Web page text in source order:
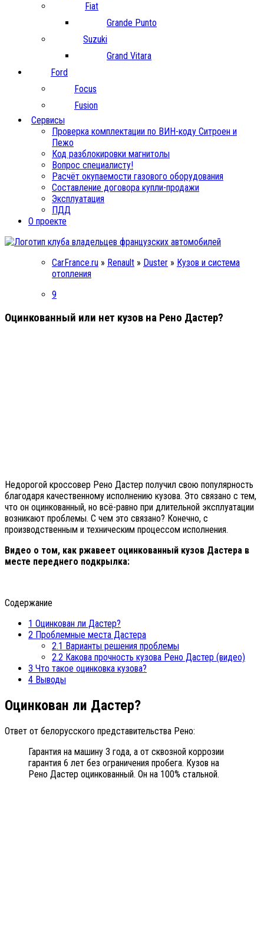
Fiat
Grande Punto
Suzuki
Grand Vitara
Ford
Focus
Fusion
Сервисы
Проверка комплектации по ВИН-коду Ситроен и
Пежо
Код разблокировки магнитолы
Вопрос специалисту!
Расчёт окупаемости газового оборудования
Составление договора купли-продажи
Эксплуатация
ПДД
О проекте
CarFrance.ru » Renault » Duster » Кузов и система
отопления
9
Оцинкованный или нет кузов на Рено Дастер?
Недорогой кроссовер Рено Дастер получил свою популярность
благодаря качественному исполнению кузова. Это связано с тем,
что он оцинкованный, но всё-равно при длительной эксплуатации
возникают проблемы. С чем это связано? Конечно, с
производственным и техническим процессом исполнения.
Видео о том, как ржавеет оцинкованный кузов Дастера в
месте переднего подкрылка:
Содержание
1 Оцинкован ли Дастер?
2 Проблемные места Дастера
2.1 Варианты решения проблемы
2.2 Какова прочность кузова Рено Дастер (видео)
3 Что такое оцинковка кузова?
4 Выводы
Оцинкован ли Дастер?
Ответ от белорусского представительства Рено:
Гарантия на машину 3 года, а от сквозной коррозии
гарантия 6 лет без ограничения пробега. Кузов на
Рено Дастер оцинкованный. Он на 100% стальной.